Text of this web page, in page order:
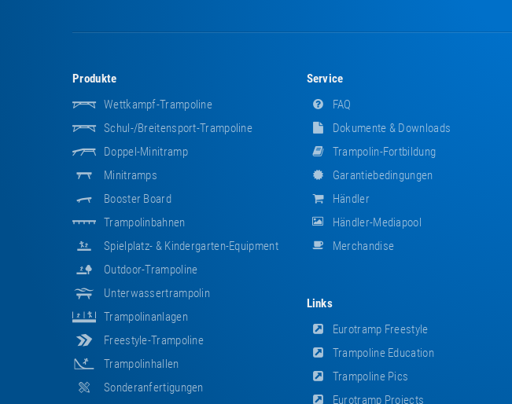
Produkte
Wettkampf-Trampoline
Schul-/Breitensport-Trampoline
Doppel-Minitramp
Minitramps
Booster Board
Trampolinbahnen
Spielplatz- & Kindergarten-Equipment
Outdoor-Trampoline
Unterwassertrampolin
Trampolinanlagen
Freestyle-Trampoline
Trampolinhallen
Sonderanfertigungen
Service
FAQ
Dokumente & Downloads
Trampolin-Fortbildung
Garantiebedingungen
Händler
Händler-Mediapool
Merchandise
Links
Eurotramp Freestyle
Trampoline Education
Trampoline Pics
Eurotramp Projects